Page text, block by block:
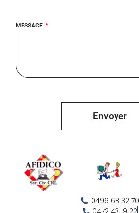
MESSAGE
Envoyer
0496 68 32 70
0472 43 19 22